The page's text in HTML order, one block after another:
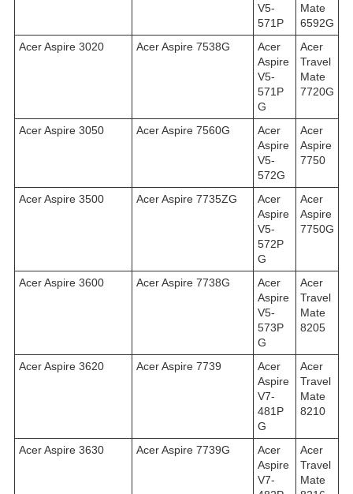
V5-
571P
Mate
6592G
Acer Aspire 3020
Acer Aspire 7538G
Acer
Aspire
V5-
571P
G
Acer
Travel
Mate
7720G
Acer Aspire 3050 Acer Aspire 7560G
Acer
Aspire
V5-
572G
Acer
Aspire
7750
Acer Aspire 3500 Acer Aspire 7735ZG
Acer
Aspire
V5-
572P
G
Acer
Aspire
7750G
Acer Aspire 3600 Acer Aspire 7738G
Acer
Aspire
V5-
573P
G
Acer
Travel
Mate
8205
Acer Aspire 3620 Acer Aspire 7739
Acer
Aspire
V7-
481P
G
Acer
Travel
Mate
8210
Acer Aspire 3630 Acer Aspire 7739G
Acer
Aspire
V7-
Acer
Travel
Mate